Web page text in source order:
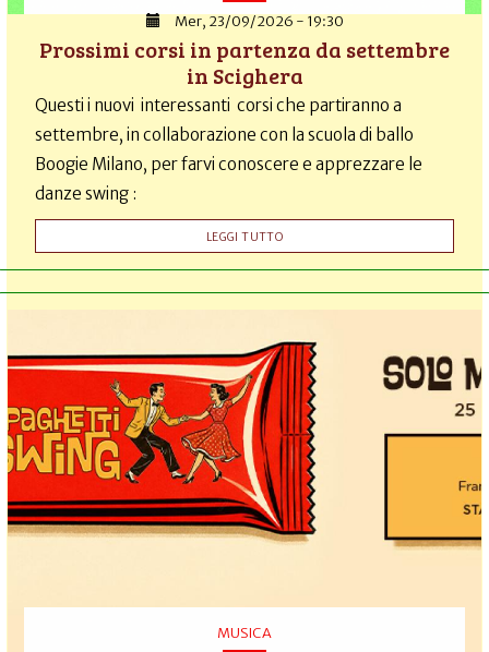
Mer, 23/09/2026 - 19:30
Prossimi corsi in partenza da settembre
in Scighera
Questi i nuovi interessanti corsi che partiranno a
settembre, in collaborazione con la scuola di ballo
Boogie Milano, per farvi conoscere e apprezzare le
danze swing :
LEGGI TUTTO
MUSICA